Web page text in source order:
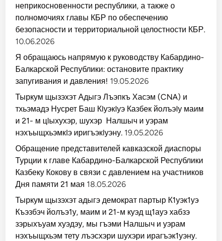
неприкосновенности республики, а также о
полномочиях главы КБР по обеспечению
безопасности и территориальной целостности КБР.
10.06.2026
Я обращаюсь напрямую к руководству Кабардино-
Балкарской Республики: остановите практику
запугивания и давления! 19.05.2026
Тыркум щызэхэт Адыгэ Лъэпкъ Хасэм (CNA) и
тхьэмадэ Нусрет Баш КIуэкIуэ Казбек йолъэIу маим
и 21- м цIыхухэр, шухэр Налшыч и уэрам
нэхъыщхьэмкIэ иригъэкIуэну. 19.05.2026
Обращение представителей кавказской диаспоры
Турции к главе Кабардино-Балкарской Республики
Казбеку Кокову в связи с давлением на участников
Дня памяти 21 мая 18.05.2026
Тыркум щызэхэт адыгэ демократ партыр К1уэк1уэ
Къэзбэч йолъэ1у, маим и 21-м куэд щ1ауэ хабзэ
зэрыхъуам хуэдэу, мы гъэми Налшыч и уэрам
нэхъыщхьэм тету лъэсхэри шухэри ирагъэк1уэну.